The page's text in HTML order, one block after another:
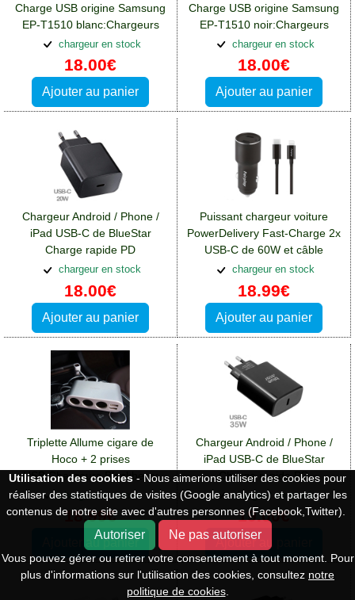
Charge USB origine Samsung
EP-T1510 blanc:Chargeurs
Blackberry DTEK50
chargeur en stock
18.00€
Ajouter au panier
Charge USB origine Samsung
EP-T1510 noir:Chargeurs
Blackberry DTEK50
chargeur en stock
18.00€
Ajouter au panier
Chargeur Android / Phone /
iPad USB-C de BlueStar
Charge rapide PD
3A:Chargeurs Blackberry
DTEK50
chargeur en stock
18.00€
Ajouter au panier
Puissant chargeur voiture
PowerDelivery Fast-Charge 2x
USB-C de 60W et câble
Lightning:Chargeurs
Blackberry DTEK50
chargeur en stock
18.99€
Ajouter au panier
Triplette Allume cigare de
Hoco + 2 prises
USB:Chargeurs Blackberry
DTEK50
chargeur en stock
18.99€
Ajouter au panier
Chargeur Android / Phone /
iPad USB-C de BlueStar
Charge rapide PD
35W:Chargeurs Blackberry
DTEK50
chargeur en stock
19.00€
Ajouter au panier
Utilisation des cookies - Nous aimerions utiliser des cookies pour
réaliser des statistiques de visites (Google analytics) et partager les
contenus de notre site avec d'autres personnes (Facebook,Twitter).
Autoriser Ne pas autoriser
Vous pouvez gérer ou retirer votre consentement à tout moment. Pour
plus d'informations sur l'utilisation des cookies, consultez notre
politique de cookies.